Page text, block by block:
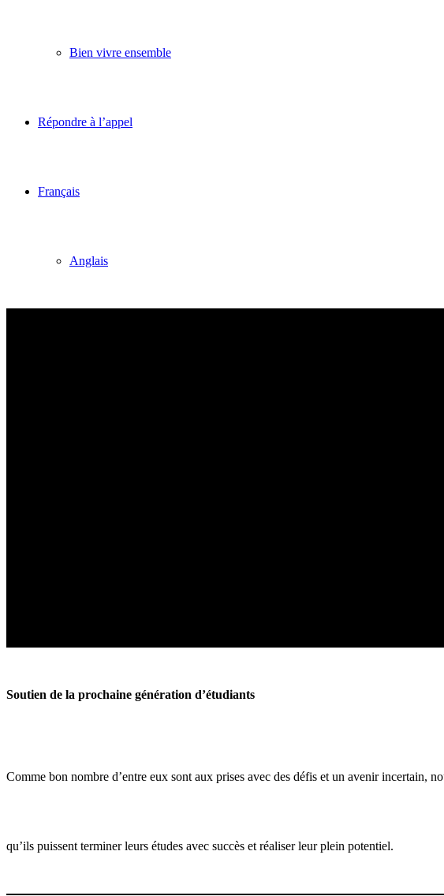
Bien vivre ensemble
Répondre à l’appel
Français
Anglais
Soutien de la prochaine génération d’étudiants
Comme bon nombre d’entre eux sont aux prises avec des défis et un avenir incertain,
qu’ils puissent terminer leurs études avec succès et réaliser leur plein potentiel.